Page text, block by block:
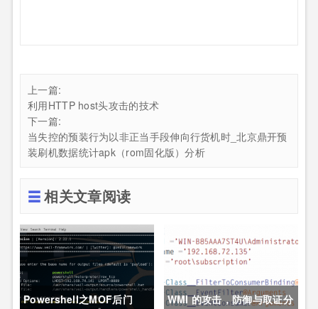
上一篇:
利用HTTP host头攻击的技术
下一篇:
当失控的预装行为以非正当手段伸向行货机时_北京鼎开预
装刷机数据统计apk（rom固化版）分析
相关文章阅读
Powershell之MOF后门
WMI 的攻击，防御与取证分